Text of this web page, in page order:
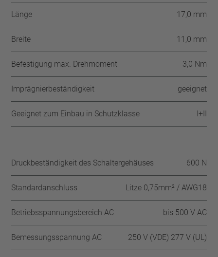
Länge 17,0 mm
Breite 11,0 mm
Befestigung max. Drehmoment 3,0 Nm
Imprägnierbeständigkeit geeignet
Geeignet zum Einbau in Schutzklasse I+II
Druckbeständigkeit des Schaltergehäuses 600 N
Standardanschluss Litze 0,75mm² / AWG18
Betriebsspannungsbereich AC bis 500 V AC
Bemessungsspannung AC 250 V (VDE) 277 V (UL)